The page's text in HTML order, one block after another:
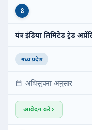
8
यंत्र इंडिया लिमिटेड ट्रेड
मध्य प्रदेश
अधिसूचना अनुसार
आवेदन करें ›